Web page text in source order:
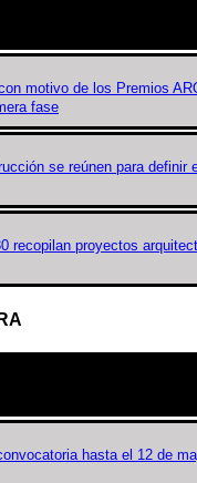
motivo de los Premios
fase
se reúnen para definir
recopilan proyectos
hasta el 12 de